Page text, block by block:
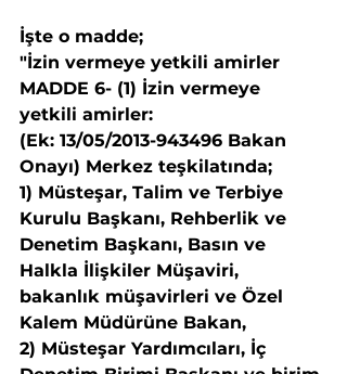
İşte o madde;
"İzin vermeye yetkili amirler
MADDE 6- (1) İzin vermeye
yetkili amirler:
(Ek: 13/05/2013-943496 Bakan
Onayı) Merkez teşkilatında;
1) Müsteşar, Talim ve Terbiye
Kurulu Başkanı, Rehberlik ve
Denetim Başkanı, Basın ve
Halkla İlişkiler Müşaviri,
bakanlık müşavirleri ve Özel
Kalem Müdürüne Bakan,
2) Müsteşar Yardımcıları, İç